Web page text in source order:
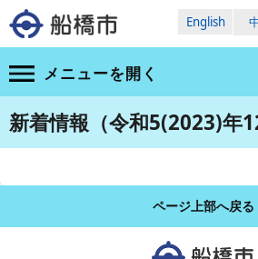
English
メニューを開く
新着情報（令和5(2023)年
ページ上部へ戻る